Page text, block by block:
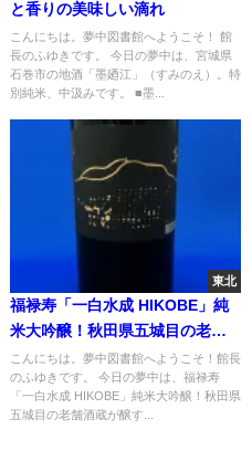
と香りの美味しい滴れ
こんにちは。夢中図書館へようこそ！ 館
長のふゆきです。 今日の夢中は、宮城県
石巻市の地酒「墨廼江」（すみのえ）。特
別純米、中汲みです。 ■墨...
東北
福禄寿「一白水成 HIKOBE」純
米大吟醸！秋田県五城目の老舗
酒蔵が醸す愉しい酒
こんにちは。夢中図書館へようこそ！館長
のふゆきです。 今日の夢中は、福禄寿
「一白水成 HIKOBE」純米大吟醸！秋田県
五城目の老舗酒蔵が醸す...